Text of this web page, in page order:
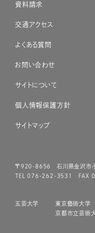
資料請求
交通アクセス
よくある質問
お問い合わせ
サイトについて
個人情報保護方針
サイトマップ
〒920-8656 石川県金沢市
TEL 076-262-3531 FAX
五芸大学 東京藝術大学
京都市立芸術